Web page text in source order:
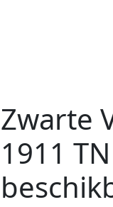
Zwarte
1911